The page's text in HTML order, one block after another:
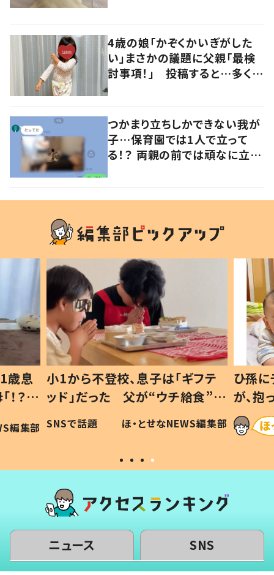
4歳の娘「かぞくかいぎがした
い」まさかの議題に父親「最検
討事項！」 投稿すると…多くの
つかまり立ちしかできない我が
子…保育園では1人で立って
る！？ 両親の前では頑なに立た
歳息
？」
編集部
小1から不登校、息子は「ギフテ
ッド」だった 父が“ウチ給食”を
作り続ける理由とは #令和の親
#令和の子
SNSで話題 ほ・とせなNEWS編集部
ひ孫
が、
「涙が
い」
ニュース SNS